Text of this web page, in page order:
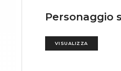
Personaggio
VISUALIZZA